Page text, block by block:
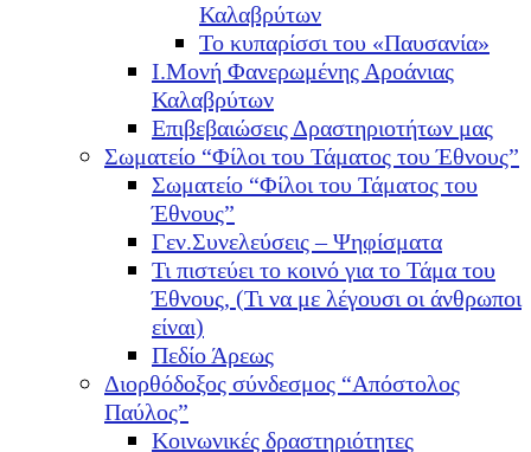
Καλαβρύτων
Το κυπαρίσσι του «Παυσανία»
Ι.Μονή Φανερωμένης Αροάνιας
Καλαβρύτων
Επιβεβαιώσεις Δραστηριοτήτων μας
Σωματείο “Φίλοι του Τάματος του Έθνους”
Σωματείο “Φίλοι του Τάματος του
Έθνους”
Γεν.Συνελεύσεις – Ψηφίσματα
Τι πιστεύει το κοινό για το Τάμα του
Έθνους, (Τι να με λέγουσι οι άνθρωποι
είναι)
Πεδίο Άρεως
Διορθόδοξος σύνδεσμος “Απόστολος
Παύλος”
Κοινωνικές δραστηριότητες